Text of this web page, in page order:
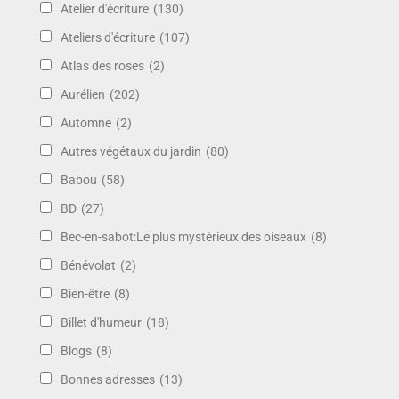
Atelier d'écriture (130)
Ateliers d'écriture (107)
Atlas des roses (2)
Aurélien (202)
Automne (2)
Autres végétaux du jardin (80)
Babou (58)
BD (27)
Bec-en-sabot:Le plus mystérieux des oiseaux (8)
Bénévolat (2)
Bien-être (8)
Billet d'humeur (18)
Blogs (8)
Bonnes adresses (13)